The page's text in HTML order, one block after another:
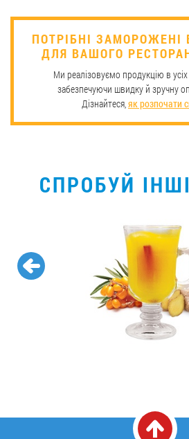
ПОТРІБНІ ЗАМОРОЖЕНІ
ДЛЯ ВАШОГО
Ми реалізовуємо продукцію в усіх
забезпечуючи швидку й зручну
Дізнайтеся, як розпочати
СПРОБУЙ